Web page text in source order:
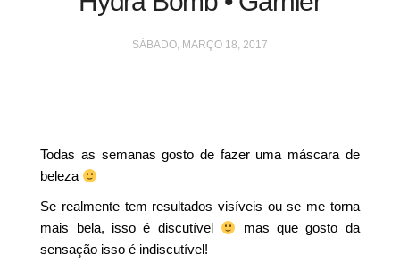
SÁBADO, MARÇO 18, 2017
Todas as semanas gosto de fazer uma máscara de
beleza
Se realmente tem resultados visíveis ou se me torna
mais bela, isso é discutível
mas que gosto da
sensação isso é indiscutível!